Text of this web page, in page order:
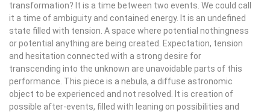
transformation? It is a time between two events. We could call
it a time of ambiguity and contained energy. It is an undefined
state filled with tension. A space where potential nothingness
or potential anything are being created. Expectation, tension
and hesitation connected with a strong desire for
transcending into the unknown are unavoidable parts of this
performance. This piece is a nebula, a diffuse astronomic
object to be experienced and not resolved. It is creation of
possible after-events, filled with leaning on possibilities and